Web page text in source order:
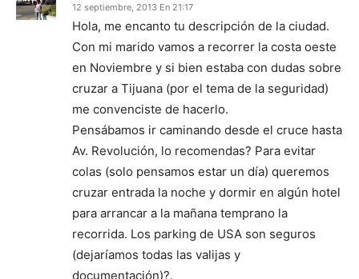
12 septiembre, 2013 En 21:17
Hola, me encanto tu descripción de la ciudad.
Con mi marido vamos a recorrer la costa oeste
en Noviembre y si bien estaba con dudas sobre
cruzar a Tijuana (por el tema de la seguridad)
me convenciste de hacerlo.
Pensábamos ir caminando desde el cruce hasta
Av. Revolución, lo recomendas? Para evitar
colas (solo pensamos estar un día) queremos
cruzar entrada la noche y dormir en algún hotel
para arrancar a la mañana temprano la
recorrida. Los parking de USA son seguros
(dejaríamos todas las valijas y
documentación)?.